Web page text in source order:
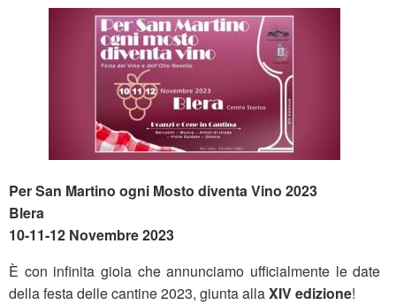
Per San Martino ogni Mosto diventa Vino 2023
Blera
10-11-12 Novembre 2023
È con infinita gioia che annunciamo ufficialmente le date
della festa delle cantine 2023, giunta allaXIV edizione!